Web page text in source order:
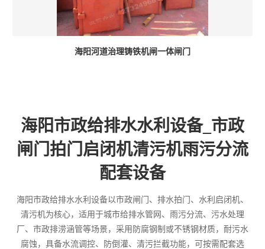
海阳河道治理铸铁机闸一体闸门
海阳市政给排水水利设备_市政
闸门拍门启闭机清污机雨污分流
配套设备
海阳市政给排水水利设备以市政闸门、排水拍门、水利启闭机、
清污机为核心，适用于城市给排水管网、雨污分流、污水处理
厂、市政排涝涵管等场景，采用防腐钢制或不锈钢材质，耐污水
腐蚀，具备水流调控、防倒灌、清污拦截功能，可按需配套选